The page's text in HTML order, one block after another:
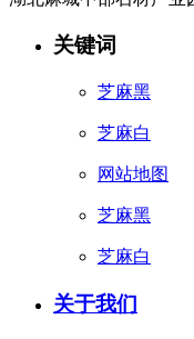
关键词
芝麻黑
芝麻白
网站地图
芝麻黑
芝麻白
关于我们